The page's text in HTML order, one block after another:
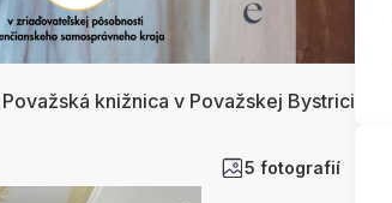
Považská knižnica v Považskej Bystrici
5 fotografií